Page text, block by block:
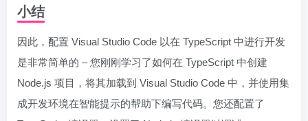
小结
因此，配置 Visual Studio Code 以在 TypeScript 中进行开发
是非常简单的 – 您刚刚学习了如何在 TypeScript 中创建
Node.js 项目，将其加载到 Visual Studio Code 中，并使用集
成开发环境在智能提示的帮助下编写代码。您还配置了